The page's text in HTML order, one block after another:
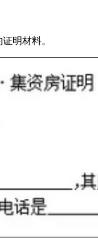
明材料。